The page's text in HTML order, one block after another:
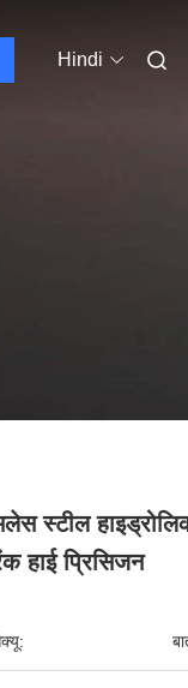
Hindi
स्टील
हाई प्रिसिजन